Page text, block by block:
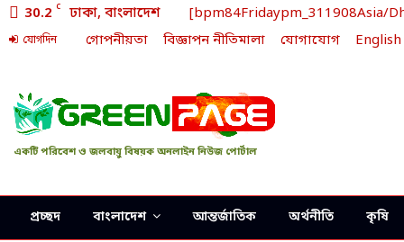
30.2 C ঢাকা, বাংলাদেশ [bpm84Fridaypm_311908Asia/
যোগদিন গোপনীয়তা বিজ্ঞাপন নীতিমালা যোগাযোগ
একটি পরিবেশ ও জলবায়ু বিষয়ক অনলাইন নিউজ পোর্টাল
প্রচ্ছদ বাংলাদেশ আন্তর্জাতিক অর্থনীতি কৃষি